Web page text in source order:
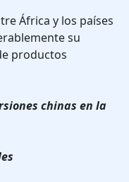
África y los países
su
productos
chinas en la